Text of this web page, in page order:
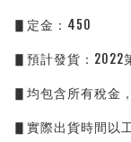
▋定金：450
▋預計發貨：2022
▋均包含所有稅金
▋實際出貨時間以